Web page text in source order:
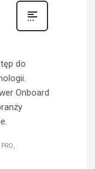
do
Onboard
PRO